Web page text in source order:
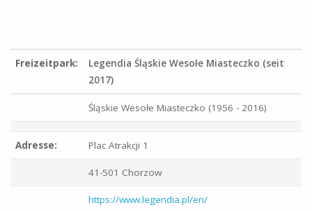
Freizeitpark:
Legendia Śląskie Wesołe Miasteczko (seit
2017)
Śląskie Wesołe Miasteczko (1956 - 2016)
Adresse: Plac Atrakcji 1
41-501 Chorzow
https://www.legendia.pl/en/